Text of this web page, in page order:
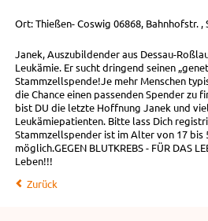
Ort: Thießen- Coswig 06868, Bahnhofstr.
Janek, Auszubildender aus Dessau-
Leukämie. Er sucht dringend seinen
Stammzellspende!Je mehr Menschen
die Chance einen passenden Spender zu
bist DU die letzte Hoffnung Janek und
Leukämiepatienten. Bitte lass Dich
Stammzellspender ist im Alter von 17 bis
möglich.GEGEN BLUTKREBS - FÜR DAS
Leben!!!
Zurück